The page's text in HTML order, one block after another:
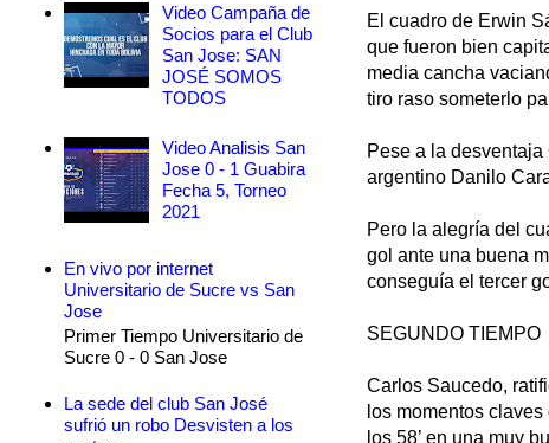
El cuadro de Erwin
que fueron bien
media cancha
tiro raso someterlo
Pese a la
argentino Danilo
Pero la alegría del
gol ante una buena
conseguía el tercer
SEGUNDO TIEMPO
Carlos Saucedo,
los momentos
los 58’ en una muy
Video Campaña de
Socios para el Club
San Jose: SAN
JOSÉ SOMOS
TODOS
Video Analisis San
Jose 0 - 1 Guabira
Fecha 5, Torneo
2021
En vivo por internet
Universitario de Sucre vs San
Jose
Primer Tiempo Universitario de
Sucre 0 - 0 San Jose
La sede del club San José
sufrió un robo Desvisten a los